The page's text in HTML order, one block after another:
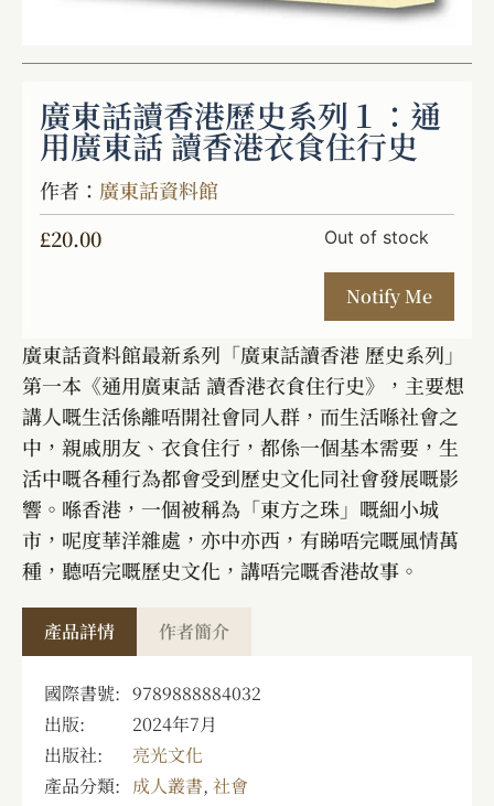
廣東話讀香港歷史系列１：通
用廣東話 讀香港衣食住行史
作者： 廣東話資料館
£20.00 Out of stock
廣東話資料館最新系列「廣東話讀香港 歷史系列」
第一本《通用廣東話 讀香港衣食住行史》，主要想
講人嘅生活係離唔開社會同人群，而生活喺社會之
中，親戚朋友、衣食住行，都係一個基本需要，生
活中嘅各種行為都會受到歷史文化同社會發展嘅影
響。喺香港，一個被稱為「東方之珠」嘅細小城
市，呢度華洋雜處，亦中亦西，有睇唔完嘅風情萬
種，聽唔完嘅歷史文化，講唔完嘅香港故事。
產品詳情 作者簡介
國際書號: 9789888884032
出版:
2024年7月
出版社:
亮光文化
產品分類: 成人叢書, 社會